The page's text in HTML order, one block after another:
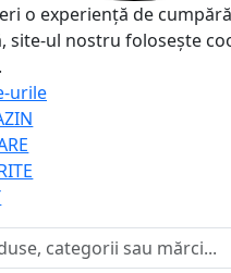
o experiență de
site-ul nostru folosește
.
urile